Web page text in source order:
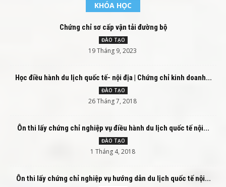
KHÓA HỌC
Chứng chỉ sơ cấp vận tải đường bộ
ĐÀO TẠO
19 Tháng 9, 2023
Học điều hành du lịch quốc tế- nội địa | Chứng chỉ kinh doanh...
ĐÀO TẠO
26 Tháng 7, 2018
Ôn thi lấy chứng chỉ nghiệp vụ điều hành du lịch quốc tế nội...
ĐÀO TẠO
1 Tháng 4, 2018
Ôn thi lấy chứng chỉ nghiệp vụ hướng dẫn du lịch quốc tế nội...